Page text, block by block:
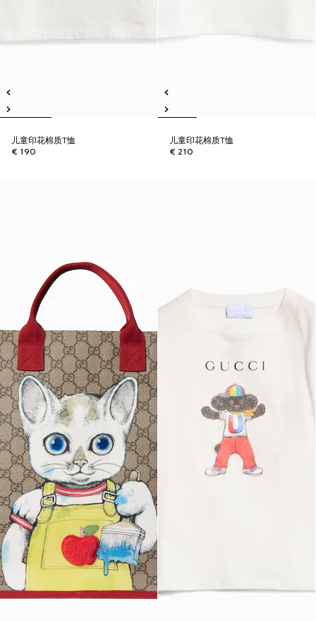
儿童印花棉质T恤
€ 190
儿童印花棉质T恤
€ 210